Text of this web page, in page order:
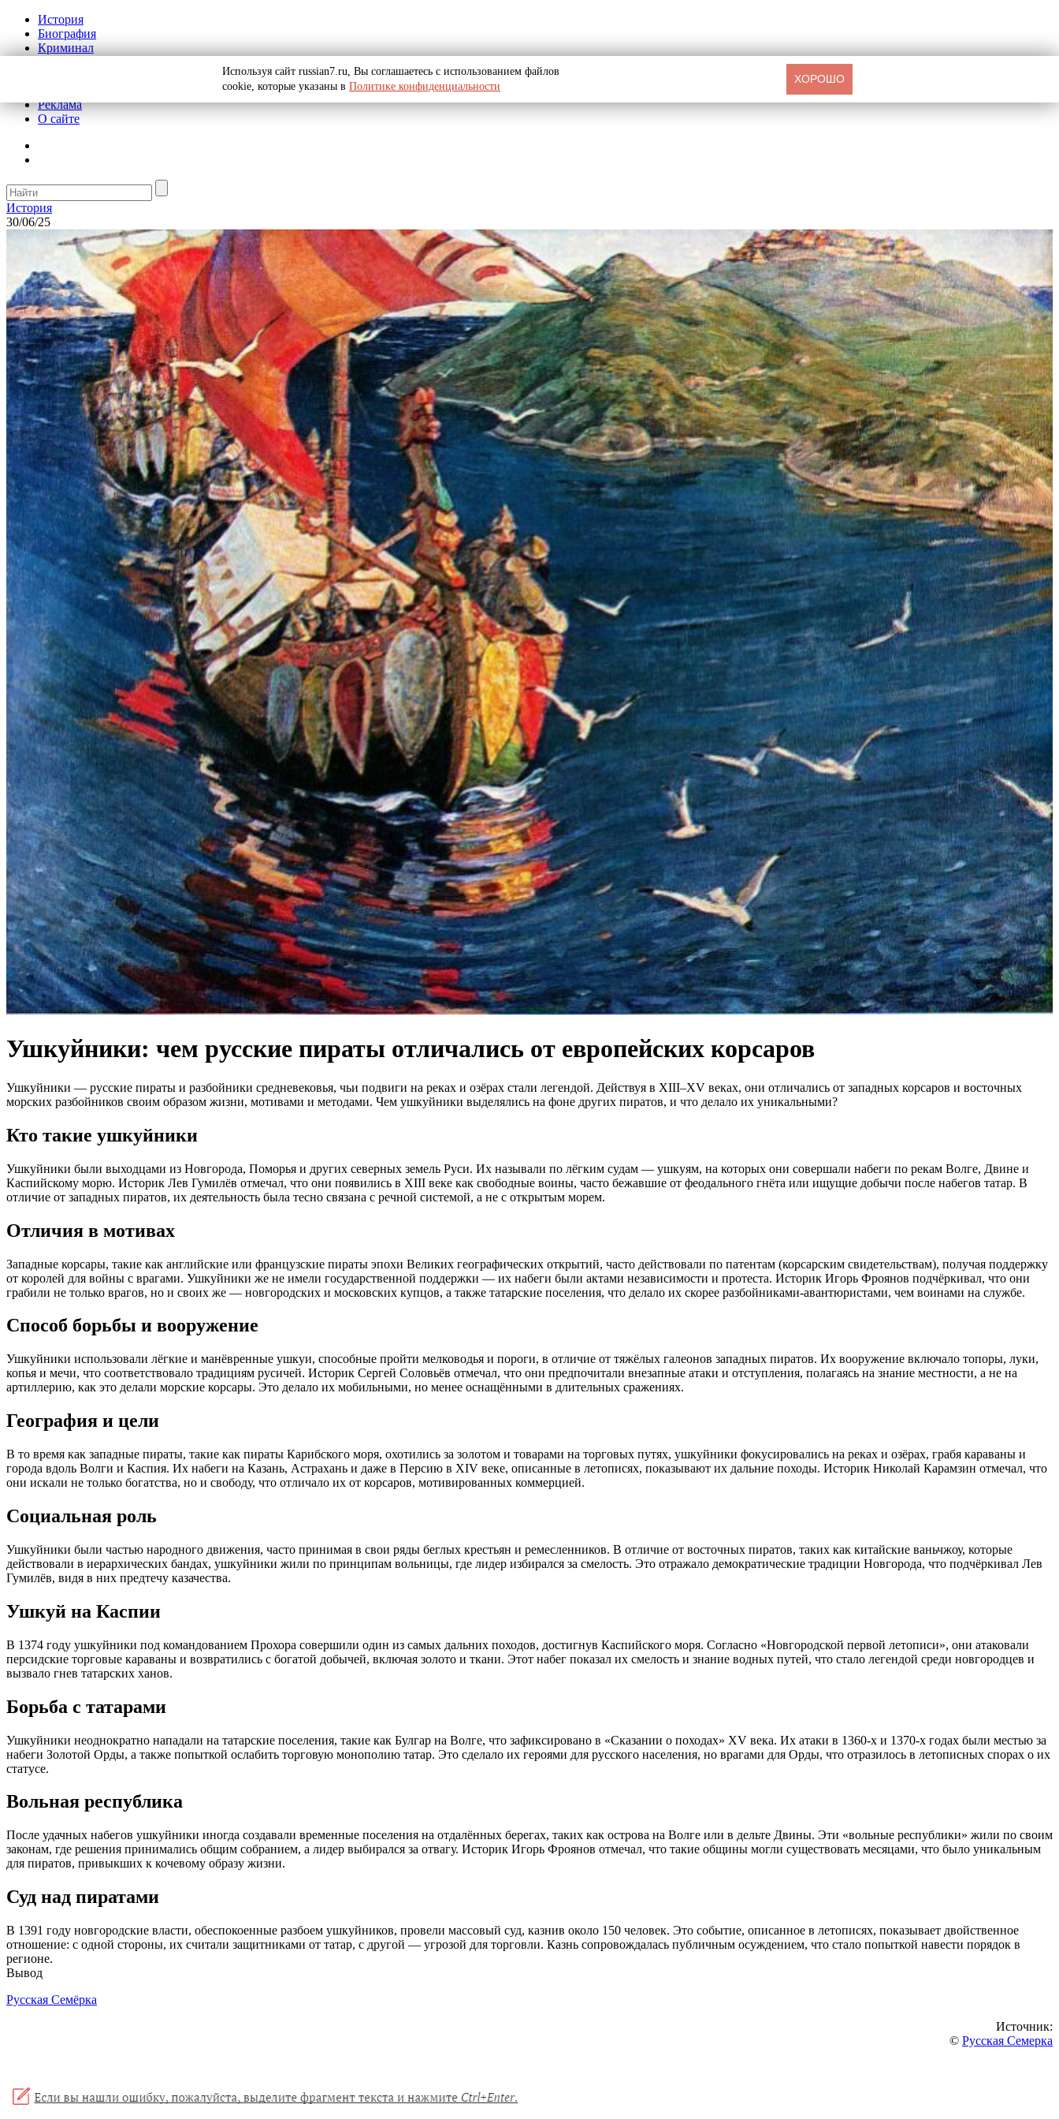
История
Биография
Криминал
Реклама
О сайте
История
30/06/25
Ушкуйники: чем русские пираты отличались от европейских корсаров
Ушкуйники — русские пираты и разбойники средневековья, чьи подвиги на реках и озёрах стали легендой. Действуя в XIII–XV веках, они отличались от западных корсаров и восточных
морских разбойников своим образом жизни, мотивами и методами. Чем ушкуйники выделялись на фоне других пиратов, и что делало их уникальными?
Кто такие ушкуйники
Ушкуйники были выходцами из Новгорода, Поморья и других северных земель Руси. Их называли по лёгким судам — ушкуям, на которых они совершали набеги по рекам Волге, Двине и
Каспийскому морю. Историк Лев Гумилёв отмечал, что они появились в XIII веке как свободные воины, часто бежавшие от феодального гнёта или ищущие добычи после набегов татар. В
отличие от западных пиратов, их деятельность была тесно связана с речной системой, а не с открытым морем.
Отличия в мотивах
Западные корсары, такие как английские или французские пираты эпохи Великих географических открытий, часто действовали по патентам (корсарским свидетельствам), получая поддержку
от королей для войны с врагами. Ушкуйники же не имели государственной поддержки — их набеги были актами независимости и протеста. Историк Игорь Фроянов подчёркивал, что они
грабили не только врагов, но и своих же — новгородских и московских купцов, а также татарские поселения, что делало их скорее разбойниками-авантюристами, чем воинами на службе.
Способ борьбы и вооружение
Ушкуйники использовали лёгкие и манёвренные ушкуи, способные пройти мелководья и пороги, в отличие от тяжёлых галеонов западных пиратов. Их вооружение включало топоры, луки,
копья и мечи, что соответствовало традициям русичей. Историк Сергей Соловьёв отмечал, что они предпочитали внезапные атаки и отступления, полагаясь на знание местности, а не на
артиллерию, как это делали морские корсары. Это делало их мобильными, но менее оснащёнными в длительных сражениях.
География и цели
В то время как западные пираты, такие как пираты Карибского моря, охотились за золотом и товарами на торговых путях, ушкуйники фокусировались на реках и озёрах, грабя караваны и
города вдоль Волги и Каспия. Их набеги на Казань, Астрахань и даже в Персию в XIV веке, описанные в летописях, показывают их дальние походы. Историк Николай Карамзин отмечал, что
они искали не только богатства, но и свободу, что отличало их от корсаров, мотивированных коммерцией.
Социальная роль
Ушкуйники были частью народного движения, часто принимая в свои ряды беглых крестьян и ремесленников. В отличие от восточных пиратов, таких как китайские ваньчжоу, которые
действовали в иерархических бандах, ушкуйники жили по принципам вольницы, где лидер избирался за смелость. Это отражало демократические традиции Новгорода, что подчёркивал Лев
Гумилёв, видя в них предтечу казачества.
Ушкуй на Каспии
В 1374 году ушкуйники под командованием Прохора совершили один из самых дальних походов, достигнув Каспийского моря. Согласно «Новгородской первой летописи», они атаковали
персидские торговые караваны и возвратились с богатой добычей, включая золото и ткани. Этот набег показал их смелость и знание водных путей, что стало легендой среди новгородцев и
вызвало гнев татарских ханов.
Борьба с татарами
Ушкуйники неоднократно нападали на татарские поселения, такие как Булгар на Волге, что зафиксировано в «Сказании о походах» XV века. Их атаки в 1360-х и 1370-х годах были местью за
набеги Золотой Орды, а также попыткой ослабить торговую монополию татар. Это сделало их героями для русского населения, но врагами для Орды, что отразилось в летописных спорах о их
статусе.
Вольная республика
После удачных набегов ушкуйники иногда создавали временные поселения на отдалённых берегах, таких как острова на Волге или в дельте Двины. Эти «вольные республики» жили по своим
законам, где решения принимались общим собранием, а лидер выбирался за отвагу. Историк Игорь Фроянов отмечал, что такие общины могли существовать месяцами, что было уникальным
для пиратов, привыкших к кочевому образу жизни.
Суд над пиратами
В 1391 году новгородские власти, обеспокоенные разбоем ушкуйников, провели массовый суд, казнив около 150 человек. Это событие, описанное в летописях, показывает двойственное
отношение: с одной стороны, их считали защитниками от татар, с другой — угрозой для торговли. Казнь сопровождалась публичным осуждением, что стало попыткой навести порядок в
регионе.
Вывод
Русская Семёрка
Источник:
© Русская Семерка
Используя сайт russian7.ru, Вы соглашаетесь с использованием файлов
cookie, которые указаны в Политике конфиденциальности
ХОРОШО